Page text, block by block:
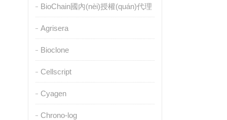
BioChain國內(nèi)授權(quán)代理
Agrisera
Bioclone
Cellscript
Cyagen
Chrono-log